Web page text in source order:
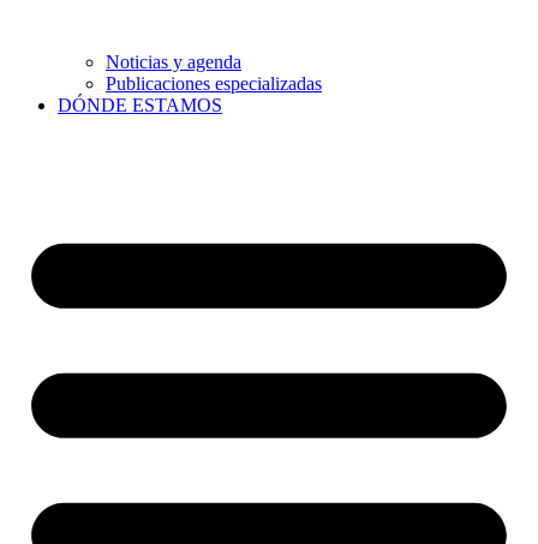
Noticias y agenda
Publicaciones especializadas
DÓNDE ESTAMOS